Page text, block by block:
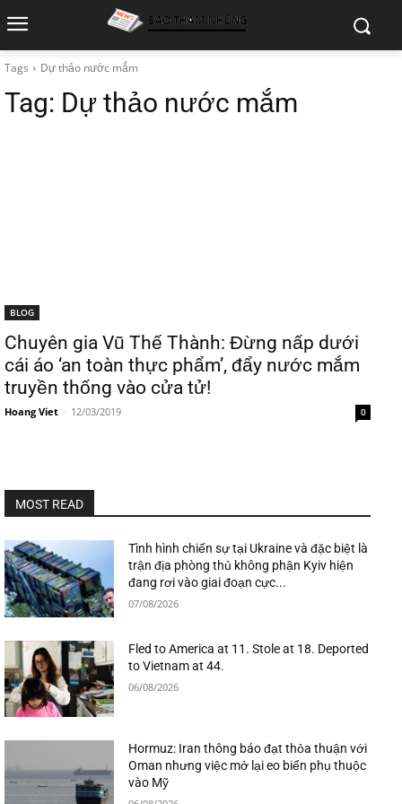
Tags Dự thảo nước mắm
Tag: Dự thảo nước mắm
BLOG
Chuyên gia Vũ Thế Thành: Đừng nấp dưới
cái áo ‘an toàn thực phẩm’, đẩy nước mắm
truyền thống vào cửa tử!
Hoang Viet - 12/03/2019 0
MOST READ
Tình hình chiến sự tại Ukraine và đặc biệt là
trận địa phòng thủ không phận Kyiv hiện
đang rơi vào giai đoạn cực...
07/08/2026
Fled to America at 11. Stole at 18. Deported
to Vietnam at 44.
06/08/2026
Hormuz: Iran thông báo đạt thỏa thuận với
Oman nhưng việc mở lại eo biển phụ thuộc
vào Mỹ